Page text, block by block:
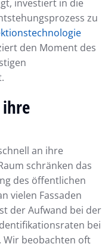
investiert in die
zu
den Moment des
an ihre
schränken das
des öffentlichen
vielen Fassaden
der Aufwand bei der
bei
beobachten oft